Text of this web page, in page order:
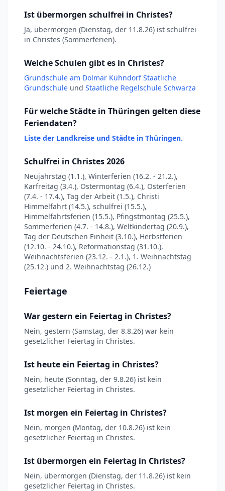
Ist übermorgen schulfrei in Christes?
Ja, übermorgen (Dienstag, der 11.8.26) ist schulfrei
in Christes (Sommerferien).
Welche Schulen gibt es in Christes?
Grundschule am Dolmar Kühndorf Staatliche
Grundschule und Staatliche Regelschule Schwarza
Für welche Städte in Thüringen gelten diese
Feriendaten?
Liste der Landkreise und Städte in Thüringen.
Schulfrei in Christes 2026
Neujahrstag (1.1.), Winterferien (16.2. - 21.2.),
Karfreitag (3.4.), Ostermontag (6.4.), Osterferien
(7.4. - 17.4.), Tag der Arbeit (1.5.), Christi
Himmelfahrt (14.5.), schulfrei (15.5.),
Himmelfahrtsferien (15.5.), Pfingstmontag (25.5.),
Sommerferien (4.7. - 14.8.), Weltkindertag (20.9.),
Tag der Deutschen Einheit (3.10.), Herbstferien
(12.10. - 24.10.), Reformationstag (31.10.),
Weihnachtsferien (23.12. - 2.1.), 1. Weihnachtstag
(25.12.) und 2. Weihnachtstag (26.12.)
Feiertage
War gestern ein Feiertag in Christes?
Nein, gestern (Samstag, der 8.8.26) war kein
gesetzlicher Feiertag in Christes.
Ist heute ein Feiertag in Christes?
Nein, heute (Sonntag, der 9.8.26) ist kein
gesetzlicher Feiertag in Christes.
Ist morgen ein Feiertag in Christes?
Nein, morgen (Montag, der 10.8.26) ist kein
gesetzlicher Feiertag in Christes.
Ist übermorgen ein Feiertag in Christes?
Nein, übermorgen (Dienstag, der 11.8.26) ist kein
gesetzlicher Feiertag in Christes.